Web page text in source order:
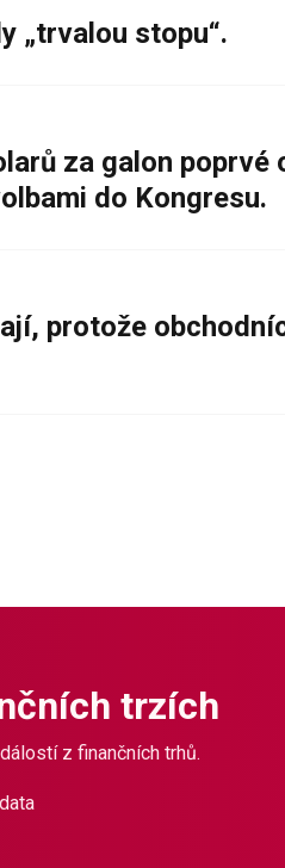
„trvalou stopu“.
za galon
do Kongresu.
protože
trzích
z finančních trhů.